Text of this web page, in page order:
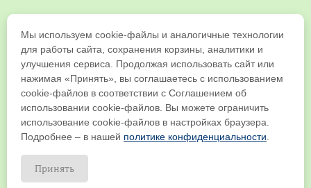
+79539271917
Copyright © 2019-2026 ООО "ЛАРЧ КОМПАНИ". Все права защищены
Мы используем cookie-файлы и аналогичные технологии
для работы сайта, сохранения корзины, аналитики и
улучшения сервиса. Продолжая использовать сайт или
нажимая «Принять», вы соглашаетесь с использованием
cookie-файлов в соответствии с Соглашением об
использовании cookie-файлов. Вы можете ограничить
использование cookie-файлов в настройках браузера.
Подробнее – в нашей политике конфиденциальности
Принять